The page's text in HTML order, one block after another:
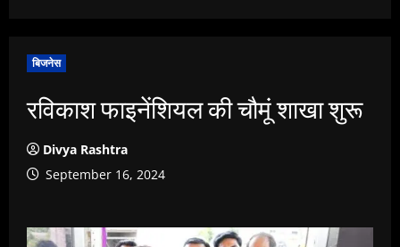
बिजनेस
रविकाश फाइनेंशियल की चौमूं शाखा शुरू
Divya Rashtra
September 16, 2024